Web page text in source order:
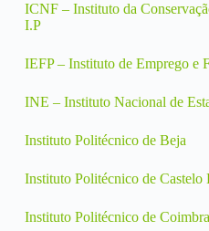
ICNF – Instituto da
I.P
IEFP – Instituto de Emprego e
INE – Instituto Nacional de
Instituto Politécnico de Beja
Instituto Politécnico de Castelo
Instituto Politécnico de Coimbra